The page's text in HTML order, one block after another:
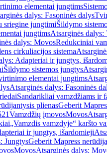
elementai jungtims
dalys: Fasoninės dalys
sriegine jungtimiŠildymo
jungtimsAtsarginės
dalys: MovosRedukciniai
cirkuliacijos sistema
Adapteriai ir jungtys,
Šildymo sistemos jungtys
elementai jungtims
Atsarginės dalys: Fasoninės
Sandarikliai vamzdžiams ir
plienasGeberit
Vamzdžių įmovosMovos
„Vamzdis vamzdyje“ karšto
ir jungtys, išardomieji
JungtysGeberit Mapress
MovosAtsarginės dalys: